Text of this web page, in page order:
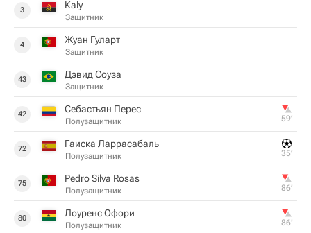
3 Kaly
Защитник
4 Жуан Гуларт
Защитник
43 Дэвид Соуза
Защитник
42 Себастьян Перес
Полузащитник 59‎’‎
72 Гаиска Ларрасабаль
Полузащитник 35‎’‎
75 Pedro Silva Rosas
Полузащитник 86‎’‎
80 Лоуренс Офори
Полузащитник 86‎’‎